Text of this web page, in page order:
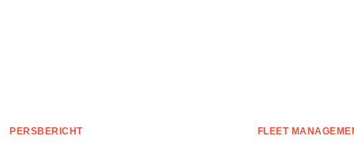
PERSBERICHT FLEET